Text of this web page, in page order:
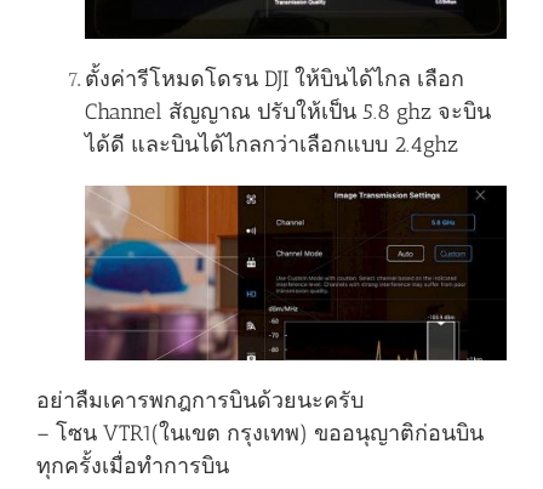
ตั้งค่ารีโหมดโดรน DJI ให้บินได้ไกล เลือก
Channel สัญญาณ ปรับให้เป็น 5.8 ghz จะบิน
ได้ดี และบินได้ไกลกว่าเลือกแบบ 2.4ghz
อย่าลืมเคารพกฎการบินด้วยนะครับ
– โซน VTR1(ในเขต กรุงเทพ) ขออนุญาติก่อนบิน
ทุกครั้งเมื่อทำการบิน